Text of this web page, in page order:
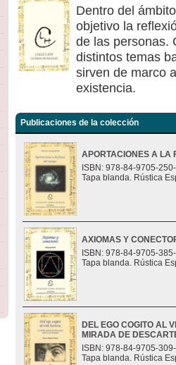
Dentro del
objetivo la
de las personas.
distintos temas
sirven de marco
existencia.
Publicaciones de la colección
APORTACIONES A LA
ISBN: 978-84-9705-
Tapa blanda. Rústica
AXIOMAS Y
ISBN: 978-84-9705-
Tapa blanda. Rústica
DEL EGO COGITO AL
MIRADA DE
ISBN: 978-84-9705-
Tapa blanda. Rústica